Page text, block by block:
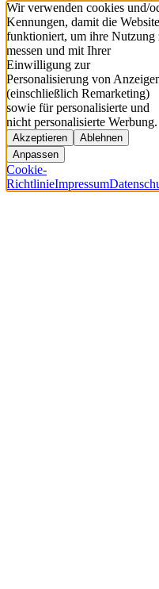
Wir verwenden cookies und/
Kennungen, damit die Website
funktioniert, um ihre Nutzung
messen und mit Ihrer
Einwilligung zur
Personalisierung von
(einschließlich Remarketing)
sowie für personalisierte und
nicht personalisierte Werbung.
Akzeptieren
Ablehnen
Anpassen
Cookie-
RichtlinieImpressum